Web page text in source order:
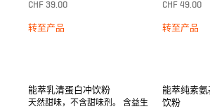
Bewertet mit
5.00
CHF 39.00
转至产品
Bewertet mit
5.00
CHF 49.00
转至产品
能萃乳清蛋白冲饮粉
天然甜味，不含甜味剂。 含益生
能萃纯素氨
饮粉